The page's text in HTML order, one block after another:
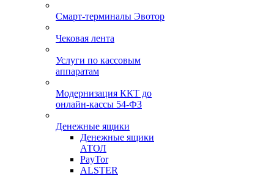
Смарт-терминалы Эвотор
Чековая лента
Услуги по кассовым
аппаратам
Модернизация ККТ до
онлайн-кассы 54-ФЗ
Денежные ящики
Денежные ящики
АТОЛ
PayTor
ALSTER